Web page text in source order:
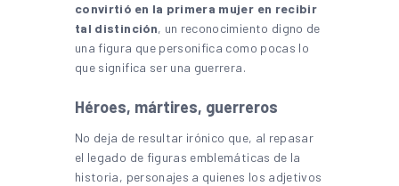
convirtió en la primera mujer en recibir
tal distinción, un reconocimiento digno de
una figura que personifica como pocas lo
que significa ser una guerrera.
Héroes, mártires, guerreros
No deja de resultar irónico que, al repasar
el legado de figuras emblemáticas de la
historia, personajes a quienes los adjetivos